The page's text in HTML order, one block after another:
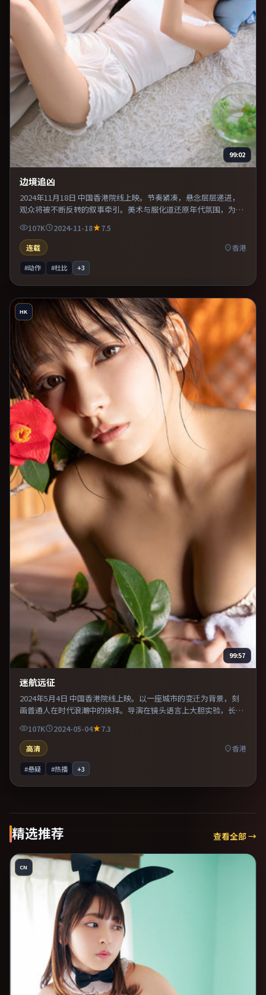
99:02
边境追凶
2024年11月18日 中国香港院线上映。节奏紧凑，悬念层层递进，
观众将被不断反转的叙事牵引。美术与服化道还原年代氛围，为人
物动机提供可信支撑。推荐给偏爱群像戏与命运母题的影迷。
107K 2024-11-18
7.5
连载
香港
#动作 #杜比 +3
HK
99:57
迷航远征
2024年5月4日 中国香港院线上映。以一座城市的变迁为背景，刻
画普通人在时代浪潮中的抉择。导演在镜头语言上大胆实验，长镜
头与特写交替强化压迫感。适合喜欢现实主义题材的观众，情绪后
劲较足。
107K 2024-05-04
7.3
高清
香港
#悬疑 #热播 +3
精选推荐 查看全部 →
CN